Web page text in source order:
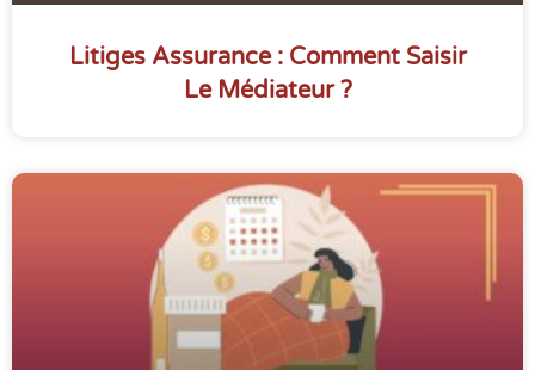
Litiges Assurance : Comment Saisir
Le Médiateur ?